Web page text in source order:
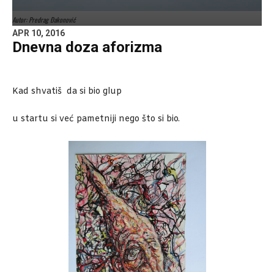
Autor: Predrag Đakonović
APR 10, 2016
Dnevna doza aforizma
Kad shvatiš da si bio glup
u startu si već pametniji nego što si bio.